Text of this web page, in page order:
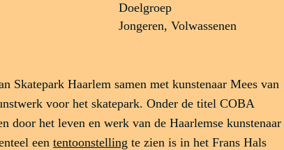
Doelgroep
Jongeren, Volwassenen
Skatepark Haarlem samen met kunstenaar Mees van
voor het skatepark. Onder de titel COBA
door het leven en werk van de Haarlemse kunstenaar
een tentoonstelling te zien is in het Frans Hals